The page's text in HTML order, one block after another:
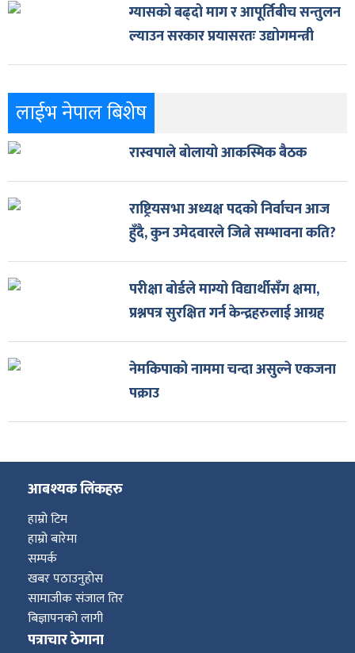
ग्यासको बढ्दो माग र आपूर्तिबीच सन्तुलन
ल्याउन सरकार प्रयासरतः उद्योगमन्त्री
लाईभ नेपाल बिशेष
रास्वपाले बोलायो आकस्मिक बैठक
राष्ट्रियसभा अध्यक्ष पदको निर्वाचन आज
हुँदै, कुन उमेदवारले जित्ने सम्भावना कति?
परीक्षा बोर्डले माग्यो विद्यार्थीसँग क्षमा,
प्रश्नपत्र सुरक्षित गर्न केन्द्रहरुलाई आग्रह
नेमकिपाको नाममा चन्दा असुल्ने एकजना
पक्राउ
आबश्यक लिंकहरु
हाम्रो टिम
हाम्रो बारेमा
सम्पर्क
खबर पठाउनुहोस
सामाजीक संजाल तिर
बिज्ञापनको लागी
पत्राचार ठेगाना